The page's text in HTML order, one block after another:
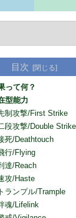
目次
って何？
型能力
制攻撃/First Strike
段攻撃/Double Strike
死/Deathtouch
行/Flying
達/Reach
攻/Haste
トランプル/Trample
魂/Lifelink